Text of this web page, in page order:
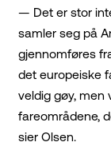
— Det er stor
samler seg på
gjennomføres
det europeiske
veldig gøy, men
fareområdene,
sier Olsen.